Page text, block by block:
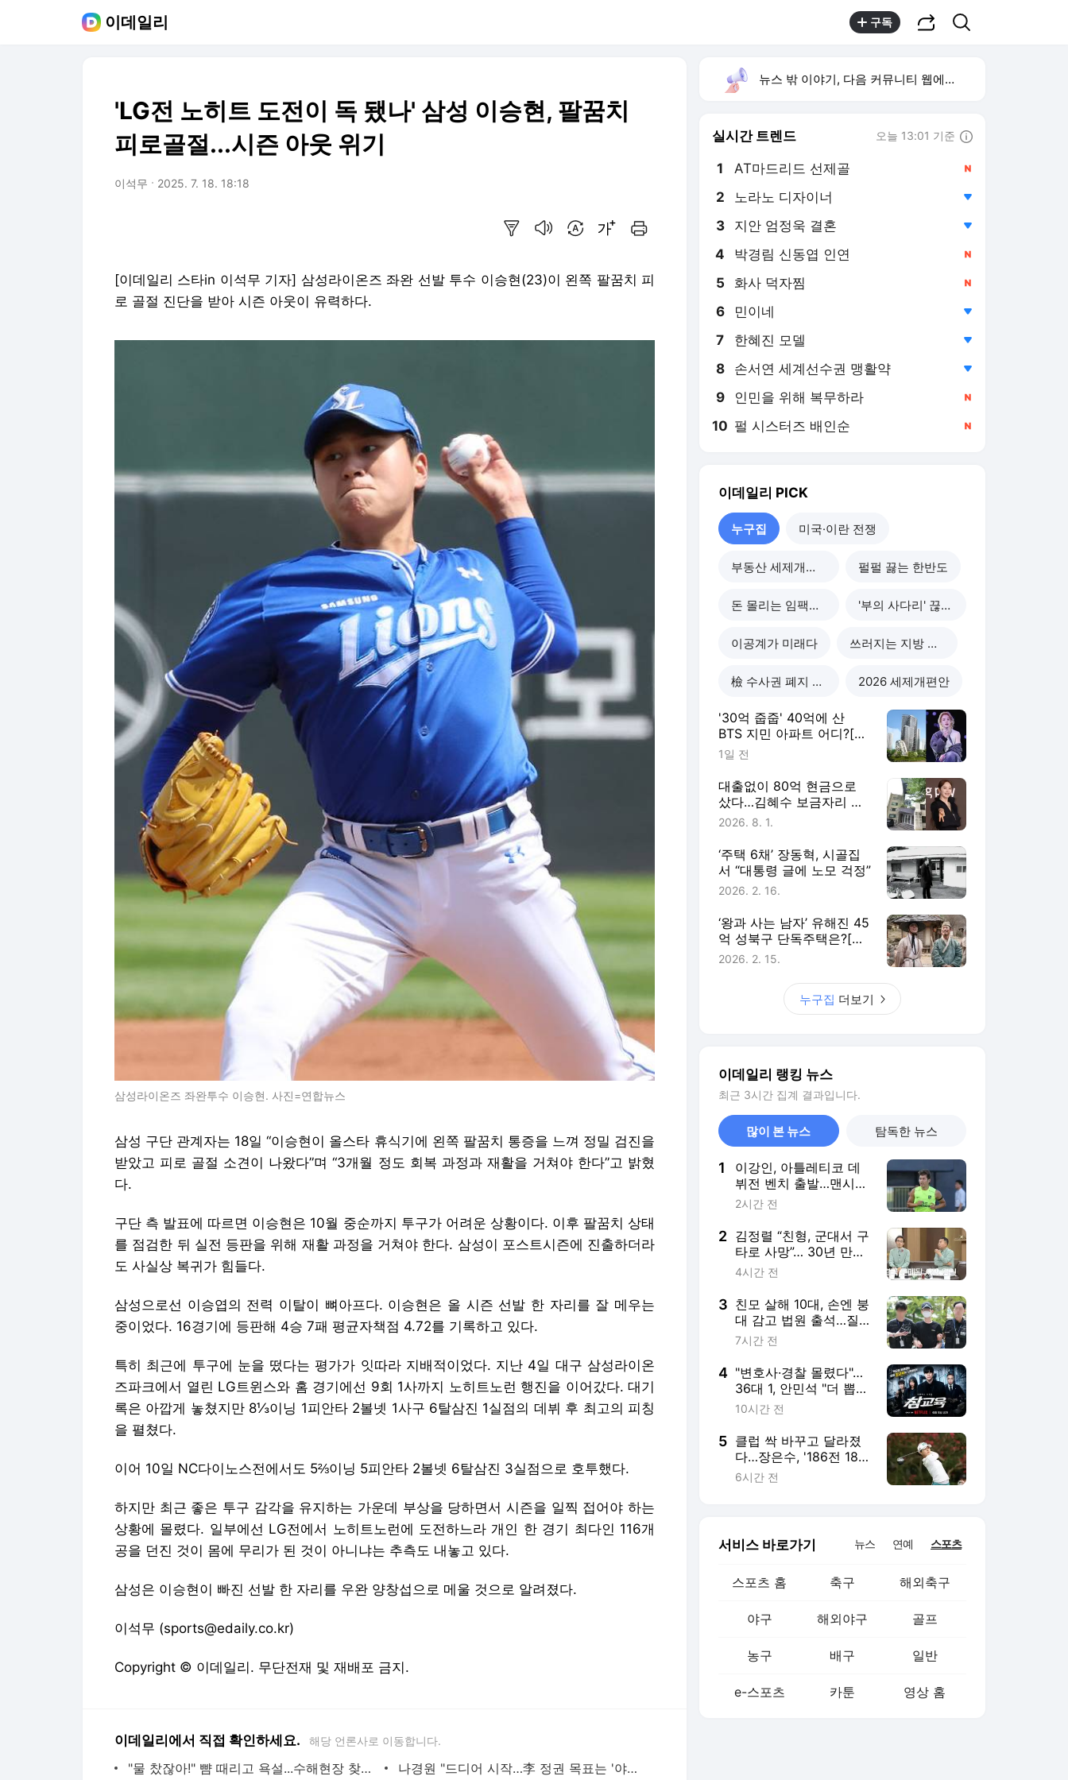
이데일리 구독
'LG전 노히트 도전이 독 됐나' 삼성 이승현, 팔꿈치
피로골절...시즌 아웃 위기
이석무 2025. 7. 18. 18:18
[이데일리 스타in 이석무 기자] 삼성라이온즈 좌완 선발 투수 이승현(23)이 왼쪽 팔꿈치 피
로 골절 진단을 받아 시즌 아웃이 유력하다.
삼성라이온즈 좌완투수 이승현. 사진=연합뉴스
삼성 구단 관계자는 18일 “이승현이 올스타 휴식기에 왼쪽 팔꿈치 통증을 느껴 정밀 검진을
받았고 피로 골절 소견이 나왔다”며 “3개월 정도 회복 과정과 재활을 거쳐야 한다”고 밝혔
다.
구단 측 발표에 따르면 이승현은 10월 중순까지 투구가 어려운 상황이다. 이후 팔꿈치 상태
를 점검한 뒤 실전 등판을 위해 재활 과정을 거쳐야 한다. 삼성이 포스트시즌에 진출하더라
도 사실상 복귀가 힘들다.
삼성으로선 이승엽의 전력 이탈이 뼈아프다. 이승현은 올 시즌 선발 한 자리를 잘 메우는
중이었다. 16경기에 등판해 4승 7패 평균자책점 4.72를 기록하고 있다.
특히 최근에 투구에 눈을 떴다는 평가가 잇따라 지배적이었다. 지난 4일 대구 삼성라이온
즈파크에서 열린 LG트윈스와 홈 경기에선 9회 1사까지 노히트노런 행진을 이어갔다. 대기
록은 아깝게 놓쳤지만 8⅓이닝 1피안타 2볼넷 1사구 6탈삼진 1실점의 데뷔 후 최고의 피칭
을 펼쳤다.
이어 10일 NC다이노스전에서도 5⅔이닝 5피안타 2볼넷 6탈삼진 3실점으로 호투했다.
하지만 최근 좋은 투구 감각을 유지하는 가운데 부상을 당하면서 시즌을 일찍 접어야 하는
상황에 몰렸다. 일부에선 LG전에서 노히트노런에 도전하느라 개인 한 경기 최다인 116개
공을 던진 것이 몸에 무리가 된 것이 아니냐는 추측도 내놓고 있다.
삼성은 이승현이 빠진 선발 한 자리를 우완 양창섭으로 메울 것으로 알려졌다.
이석무 (sports@edaily.co.kr)
Copyright © 이데일리. 무단전재 및 재배포 금지.
이데일리에서 직접 확인하세요. 해당 언론사로 이동합니다.
"물 찼잖아!" 뺨 때리고 욕설...수해현장 찾은 군수 '날벼락' 나경원 "드디어 시작…李 정권 목표는 '야당 말살'"
뉴스 밖 이야기, 다음 커뮤니티 웹에서 보기
실시간 트렌드 오늘 13:01 기준
1 AT마드리드 선제골
2 노라노 디자이너
3 지안 엄정욱 결혼
4 박경림 신동엽 인연
5 화사 덕자찜
6 민이네
7 한혜진 모델
8 손서연 세계선수권 맹활약
9 인민을 위해 복무하라
10 펄 시스터즈 배인순
이데일리 PICK
누구집 미국·이란 전쟁
부동산 세제개편 후폭풍 펄펄 끓는 한반도
돈 몰리는 임팩트 투자 '부의 사다리' 끊기나
이공계가 미래다 쓰러지는 지방 부동산
檢 수사권 폐지 후폭풍 2026 세제개편안
'30억 줍줍' 40억에 산
BTS 지민 아파트 어디?[누
구집]
1일 전
대출없이 80억 현금으로
샀다…김혜수 보금자리 어
디[누구집]
2026. 8. 1.
‘주택 6채’ 장동혁, 시골집
서 “대통령 글에 노모 걱정”
2026. 2. 16.
‘왕과 사는 남자’ 유해진 45
억 성북구 단독주택은?[누
구집]
2026. 2. 15.
누구집 더보기
이데일리 랭킹 뉴스
최근 3시간 집계 결과입니다.
많이 본 뉴스 탐독한 뉴스
1
이강인, 아틀레티코 데
뷔전 벤치 출발…맨시티,
포든·마르무시 총출동
2시간 전
2 김정렬 “친형, 군대서 구
타로 사망”… 30년 만에
밝혀진 진실
4시간 전
3 친모 살해 10대, 손엔 붕
대 감고 법원 출석…질
문엔 침묵
7시간 전
4 "변호사·경찰 몰렸다"…
36대 1, 안민석 "더 뽑을
까"
10시간 전
5 클럽 싹 바꾸고 달라졌
다…장은수, '186전 187
기' KLPGA투어 감격 첫
6시간 전
서비스 바로가기 뉴스 연예 스포츠
스포츠 홈 축구 해외축구
야구 해외야구 골프
농구 배구 일반
e-스포츠 카툰 영상 홈